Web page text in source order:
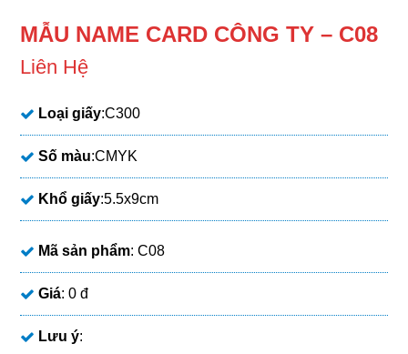
MẪU NAME CARD CÔNG TY – C08
Liên Hệ
Loại giấy:C300
Số màu:CMYK
Khổ giấy:5.5x9cm
Mã sản phẩm: C08
Giá: 0 đ
Lưu ý: